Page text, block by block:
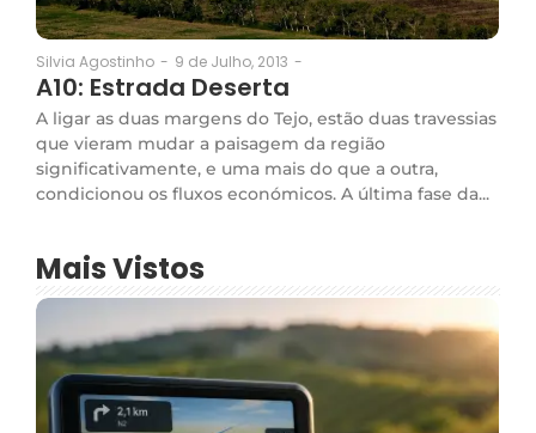
Silvia Agostinho - 9 de Julho, 2013 -
A10: Estrada Deserta
A ligar as duas margens do Tejo, estão duas travessias
que vieram mudar a paisagem da região
significativamente, e uma mais do que a outra,
condicionou os fluxos económicos. A última fase da...
Mais Vistos